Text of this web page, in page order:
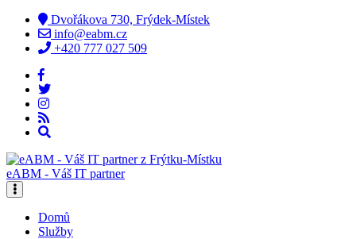
Dvořákova 730, Frýdek-Místek
info@eabm.cz
+420 777 027 509
eABM - Váš IT partner
Domů
Služby